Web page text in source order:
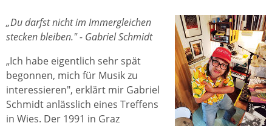
„Du darfst nicht im Immergleichen
stecken bleiben." - Gabriel Schmidt
„Ich habe eigentlich sehr spät
begonnen, mich für Musik zu
interessieren", erklärt mir Gabriel
Schmidt anlässlich eines Treffens
in Wies. Der 1991 in Graz